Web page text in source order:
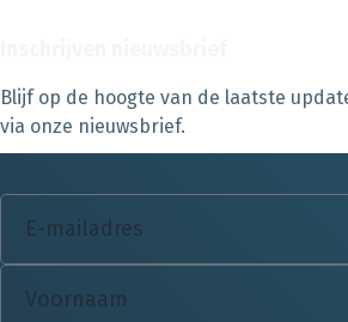
Blijf op de hoogte van de laatste
via onze nieuwsbrief.